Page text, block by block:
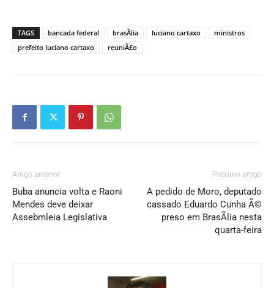
TAGS bancada federal brasÃ­lia luciano cartaxo
ministros
prefeito luciano cartaxo
reuniÃ£o
Artigo anterior
Buba anuncia volta e Raoni
Mendes deve deixar
Assebmleia Legislativa
Próximo artigo
A pedido de Moro, deputado
cassado Eduardo Cunha Ã©
preso em BrasÃ­lia nesta
quarta-feira